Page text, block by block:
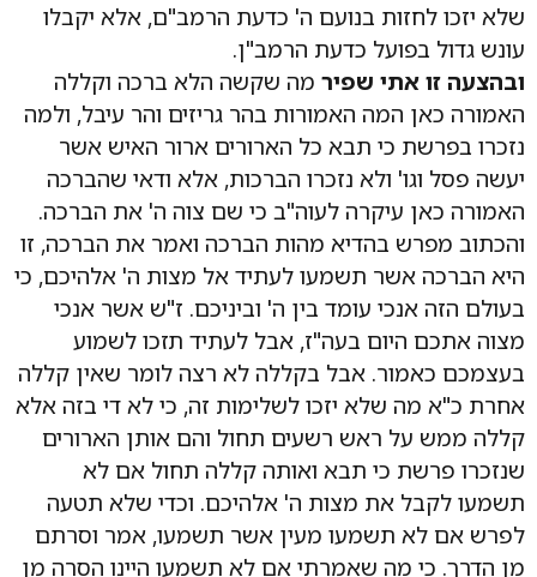
שלא יזכו לחזות בנועם ה' כדעת הרמב"ם, אלא יקבלו
עונש גדול בפועל כדעת הרמב"ן.
ובהצעה זו אתי שפיר מה שקשה הלא ברכה וקללה
האמורה כאן המה האמורות בהר גריזים והר עיבל, ולמה
נזכרו בפרשת כי תבא כל הארורים ארור האיש אשר
יעשה פסל וגו' ולא נזכרו הברכות, אלא ודאי שהברכה
האמורה כאן עיקרה לעוה"ב כי שם צוה ה' את הברכה.
והכתוב מפרש בהדיא מהות הברכה ואמר את הברכה, זו
היא הברכה אשר תשמעו לעתיד אל מצות ה' אלהיכם, כי
בעולם הזה אנכי עומד בין ה' וביניכם. ז"ש אשר אנכי
מצוה אתכם היום בעה"ז, אבל לעתיד תזכו לשמוע
בעצמכם כאמור. אבל בקללה לא רצה לומר שאין קללה
אחרת כ"א מה שלא יזכו לשלימות זה, כי לא די בזה אלא
קללה ממש על ראש רשעים תחול והם אותן הארורים
שנזכרו פרשת כי תבא ואותה קללה תחול אם לא
תשמעו לקבל את מצות ה' אלהיכם. וכדי שלא תטעה
לפרש אם לא תשמעו מעין אשר תשמעו, אמר וסרתם
מן הדרך. כי מה שאמרתי אם לא תשמעו היינו הסרה מן